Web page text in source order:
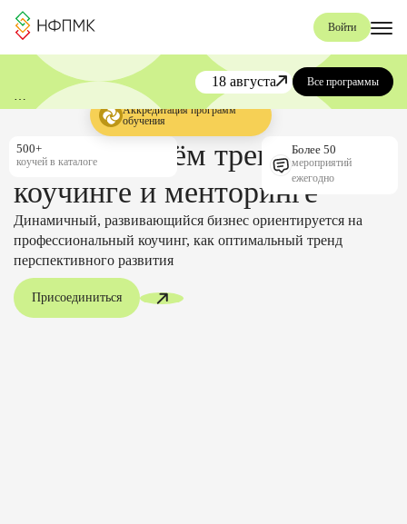
Войти
«День коучинга и менторинга»
18 августа Все программы
Вместе задаём тренды в
коучинге и менторинге
Динамичный, развивающийся бизнес ориентируется на
профессиональный коучинг, как оптимальный тренд
перспективного развития
Присоединиться
Более 50
мероприятий
ежегодно
500+
коучей в каталоге
Аккредитация программ
обучения